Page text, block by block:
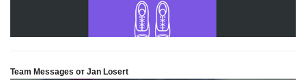
Team Messages от Jan Losert